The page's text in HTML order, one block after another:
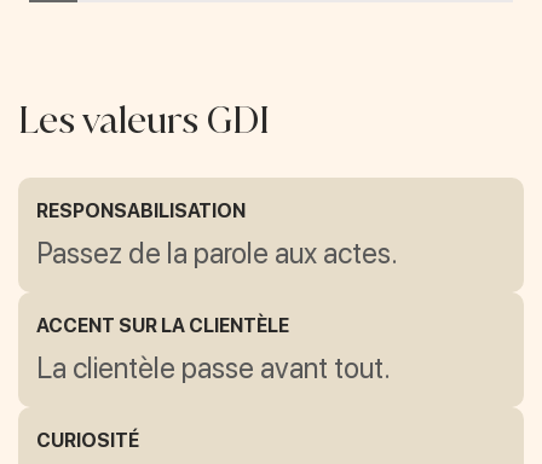
Les valeurs GDI
RESPONSABILISATION
Passez de la parole aux actes.
ACCENT SUR LA CLIENTÈLE
La clientèle passe avant tout.
CURIOSITÉ